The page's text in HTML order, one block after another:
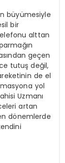
büyümesiyle
bir
alttan
geçen
tutuş değil,
de el
yol
Uzmanı
artan
dönemlerde